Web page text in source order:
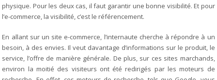
physique. Pour les deux cas, il faut garantir une bonne visibilité. Et pour
l’e-commerce, la visibilité, c’est le référencement.
En allant sur un site e-commerce, l’internaute cherche à répondre à un
besoin, à des envies. Il veut davantage d’informations sur le produit, le
service, l’offre de manière générale. De plus, sur ces sites marchands,
environ la moitié des visiteurs ont été redirigés par les moteurs de